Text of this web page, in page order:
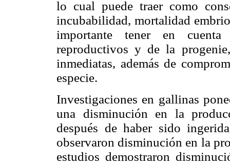
lo cual puede traer como
incubabilidad, mortalidad
importante tener en
reproductivos y de la
inmediatas, además de
especie.
Investigaciones en gallinas
una disminución en la
después de haber sido
observaron disminución en la
estudios demostraron